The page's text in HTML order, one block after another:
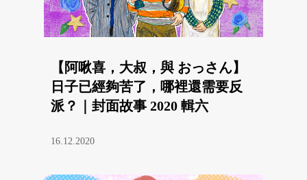
【阿啾喜，大叔，與 おっさん】
日子已經夠苦了，哪裡還需要反
派？｜封面故事 2020 輯六
16.12.2020